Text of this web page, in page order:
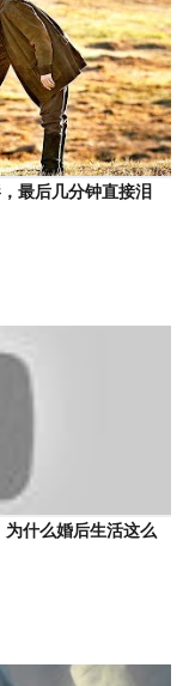
最后几分钟直接泪
为什么婚后生活这么